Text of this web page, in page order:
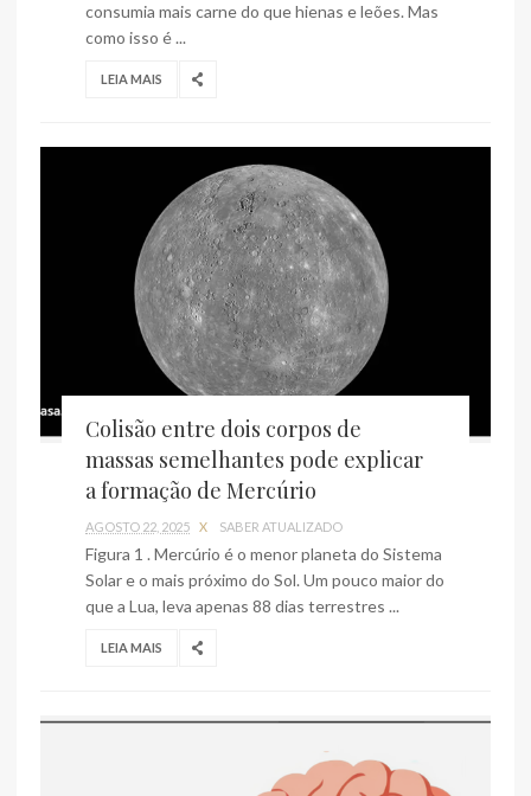
consumia mais carne do que hienas e leões. Mas
como isso é ...
LEIA MAIS
Colisão entre dois corpos de
massas semelhantes pode explicar
a formação de Mercúrio
AGOSTO 22, 2025 X SABER ATUALIZADO
Figura 1 . Mercúrio é o menor planeta do Sistema
Solar e o mais próximo do Sol. Um pouco maior do
que a Lua, leva apenas 88 dias terrestres ...
LEIA MAIS